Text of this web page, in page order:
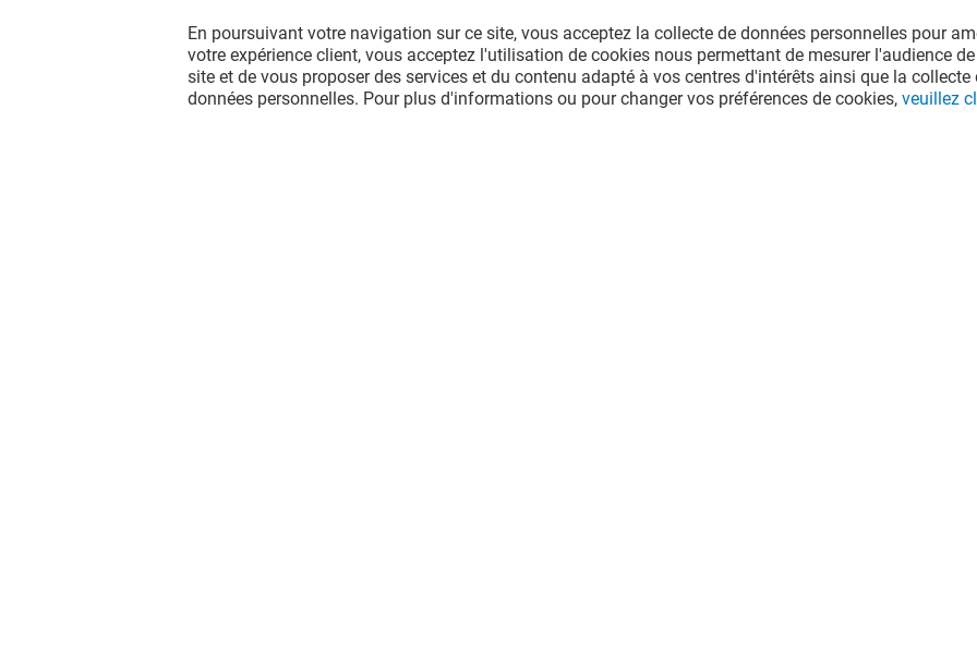
ATELIERS COIFFURE EUGÈNE
PERMA
SCHWARZKOPF PROFESSIONAL
En poursuivant votre navigation sur ce site, vous acceptez la collecte de données personnelles pour
votre expérience client, vous acceptez l'utilisation de cookies nous permettant de mesurer l'audience
site et de vous proposer des services et du contenu adapté à vos centres d'intérêts ainsi que la collecte
données personnelles. Pour plus d'informations ou pour changer vos préférences de cookies, veuillez